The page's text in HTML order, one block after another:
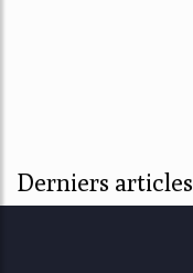
Derniers articles